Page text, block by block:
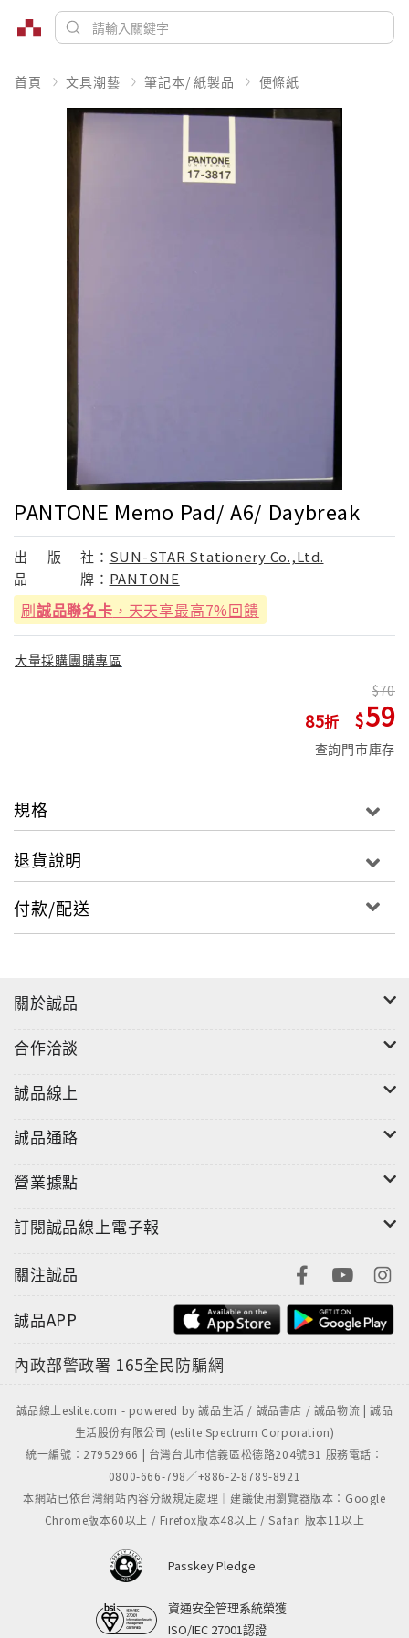
首頁 文具潮藝 筆記本/ 紙製品 便條紙
PANTONE Memo Pad/ A6/ Daybreak
出 版 社： SUN-STAR Stationery Co.,Ltd.
品
牌： PANTONE
刷誠品聯名卡 ，天天享最高7%回饋
大量採購團購專區
85
70
59
查詢門市庫存
規格
退貨說明
付款/配送
關於誠品
合作洽談
誠品線上
誠品通路
營業據點
訂閱誠品線上電子報
關注誠品
誠品APP
內政部警政署 165全民防騙網
誠品線上eslite.com - powered by 誠品生活 / 誠品書店 / 誠品物流 | 誠品
生活股份有限公司 (eslite Spectrum Corporation)
統一編號：27952966 | 台灣台北市信義區松德路204號B1 服務電話：
0800-666-798／+886-2-8789-8921
本網站已依台灣網站內容分級規定處理｜建議使用瀏覽器版本：Google
Chrome版本60以上 / Firefox版本48以上 / Safari 版本11以上
Passkey Pledge
資通安全管理系統榮獲
ISO/IEC 27001認證